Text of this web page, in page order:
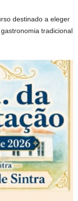
destinado a eleger
tradicional